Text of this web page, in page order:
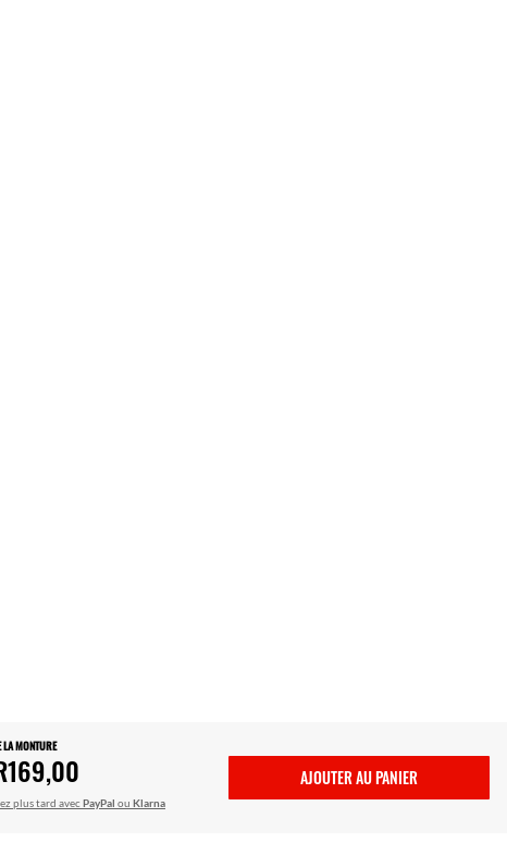
MONTURE
plus tard avec PayPal ou Klarna
AJOUTER AU PANIER